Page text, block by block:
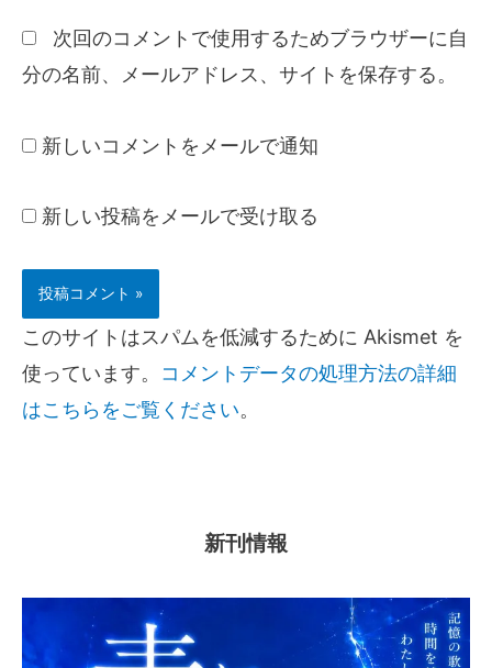
次回のコメントで使用するためブラウザーに自
分の名前、メールアドレス、サイトを保存する。
新しいコメントをメールで通知
新しい投稿をメールで受け取る
このサイトはスパムを低減するために Akismet を
使っています。 コメントデータの処理方法の詳細
はこちらをご覧ください。
新刊情報